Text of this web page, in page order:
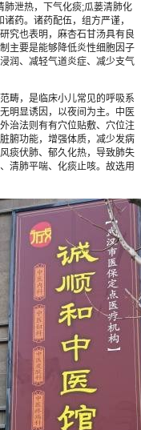
肺泄热，下气化痰;瓜蒌清肺化
药。诸药配伍，组方严谨，
究也表明，麻杏石甘汤具有良
主要是能够降低炎性细胞因子
润、减轻气道炎症、减少支气
，是临床小儿常见的呼吸系
明显诱因，以夜间为主。中医
治法则有有穴位贴敷、穴位注
腑功能，增强体质，减少发病
痰伏肺、郁久化热，导致肺失
清肺平喘、化痰止咳。故选用